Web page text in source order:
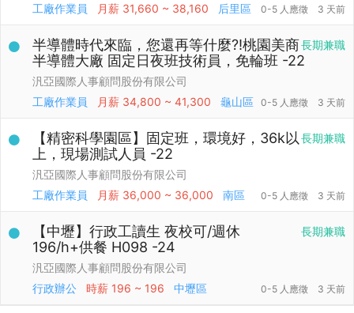
工廠作業員
月薪 31,660 ~ 38,160 后里區 0-5 人應徵 3 天前
長期兼職
半導體時代來臨，您還再等什麼?!桃園美商
半導體大廠 固定日夜班技術員，免輪班 -22
汎亞國際人事顧問股份有限公司
工廠作業員
月薪 34,800 ~ 41,300 龜山區 0-5 人應徵 3 天前
長期兼職
【精密科學園區】固定班，環境好，36k以
上，現場測試人員 -22
汎亞國際人事顧問股份有限公司
工廠作業員
月薪 36,000 ~ 36,000 南區 0-5 人應徵 3 天前
長期兼職
【中壢】行政工讀生 夜校可/週休
196/h+供餐 H098 -24
汎亞國際人事顧問股份有限公司
行政辦公
時薪 196 ~ 196 中壢區 0-5 人應徵 3 天前